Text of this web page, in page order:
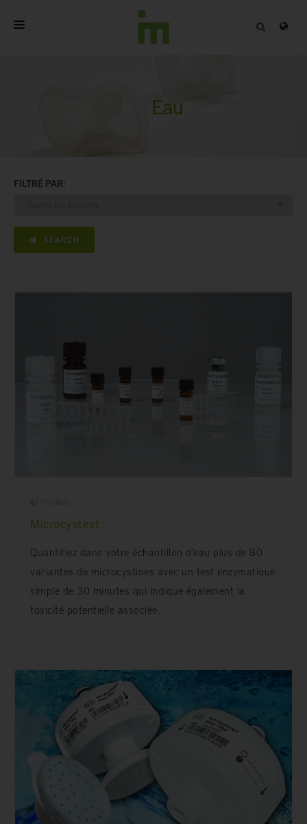
CONTACT
Eau
FILTRÉ PAR:
SEARCH
Microcystest
Quantifiez dans votre échantillon d’eau plus de 80
variantes de microcystines avec un test enzymatique
simple de 30 minutes qui indique également la
toxicité potentielle associée.